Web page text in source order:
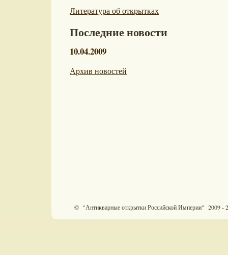
Литература об открытках
Последние новости
10.04.2009
Архив новостей
© "Антикварные открытки Российской Империи" 2009 -